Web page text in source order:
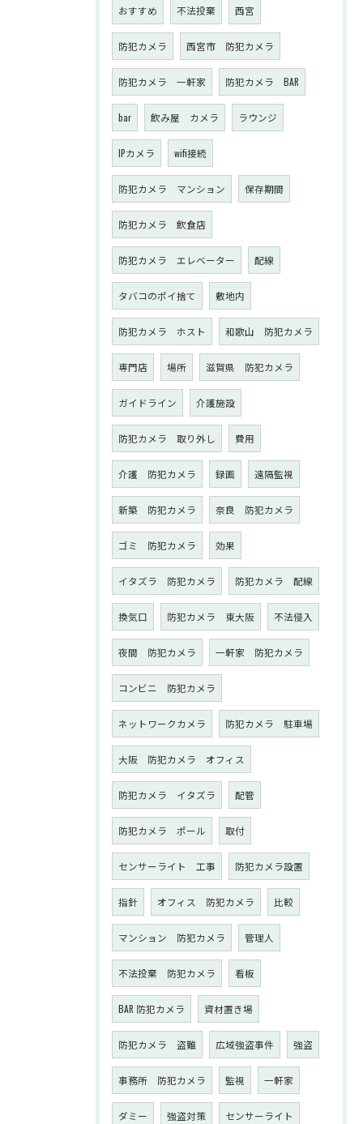
おすすめ 不法投棄 西宮
防犯カメラ 西宮市 防犯カメラ
防犯カメラ 一軒家 防犯カメラ BAR
bar 飲み屋 カメラ ラウンジ
IPカメラ wifi接続
防犯カメラ マンション 保存期間
防犯カメラ 飲食店
防犯カメラ エレベーター 配線
タバコのポイ捨て 敷地内
防犯カメラ ホスト 和歌山 防犯カメラ
専門店 場所 滋賀県 防犯カメラ
ガイドライン 介護施設
防犯カメラ 取り外し 費用
介護 防犯カメラ 録画 遠隔監視
新築 防犯カメラ 奈良 防犯カメラ
ゴミ 防犯カメラ 効果
イタズラ 防犯カメラ 防犯カメラ 配線
換気口 防犯カメラ 東大阪 不法侵入
夜間 防犯カメラ 一軒家 防犯カメラ
コンビニ 防犯カメラ
ネットワークカメラ 防犯カメラ 駐車場
大阪 防犯カメラ オフィス
防犯カメラ イタズラ 配管
防犯カメラ ポール 取付
センサーライト 工事 防犯カメラ設置
指針 オフィス 防犯カメラ 比較
マンション 防犯カメラ 管理人
不法投棄 防犯カメラ 看板
BAR 防犯カメラ 資材置き場
防犯カメラ 盗難 広域強盗事件 強盗
事務所 防犯カメラ 監視 一軒家
ダミー 強盗対策 センサーライト